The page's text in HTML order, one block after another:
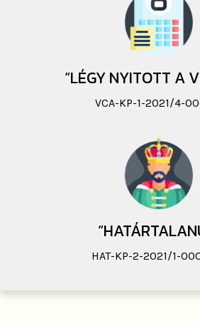
“LÉGY NYITOTT A
VCA-KP-1-2021/4-
HAT-KP-2-2021/1-